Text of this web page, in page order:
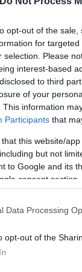
opt-out of the
for
selection. Please
interest-based
to third
of your
This information
Participants that
that this website/
but not
to Google and its
consent section.
Data Processing
opt-out of the
η
συνεχώς
από κάθε
το